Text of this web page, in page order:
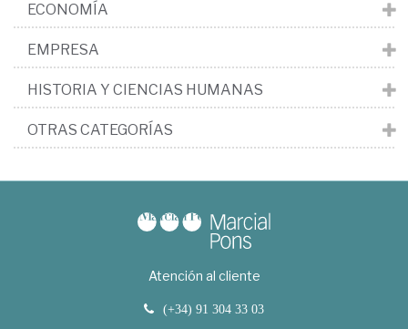
ECONOMÍA
EMPRESA
HISTORIA Y CIENCIAS HUMANAS
OTRAS CATEGORÍAS
Atención al cliente
(+34) 91 304 33 03